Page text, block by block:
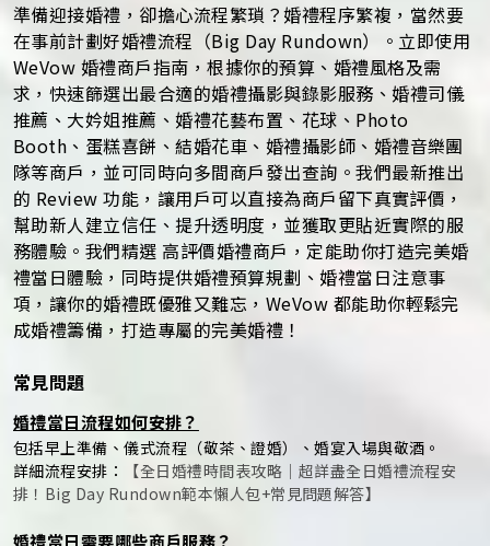
準備迎接婚禮，卻擔心流程繁瑣？婚禮程序繁複，當然要
在事前計劃好婚禮流程（Big Day Rundown）。立即使用
WeVow 婚禮商戶指南，根據你的預算、婚禮風格及需
求，快速篩選出最合適的婚禮攝影與錄影服務、婚禮司儀
推薦、大妗姐推薦、婚禮花藝布置、花球、Photo
Booth、蛋糕喜餅、結婚花車、婚禮攝影師、婚禮音樂團
隊等商戶，並可同時向多間商戶發出查詢。我們最新推出
的 Review 功能，讓用戶可以直接為商戶留下真實評價，
幫助新人建立信任、提升透明度，並獲取更貼近實際的服
務體驗。我們精選 高評價婚禮商戶，定能助你打造完美婚
禮當日體驗，同時提供婚禮預算規劃、婚禮當日注意事
項，讓你的婚禮既優雅又難忘，WeVow 都能助你輕鬆完
成婚禮籌備，打造專屬的完美婚禮！
常見問題
婚禮當日流程如何安排？
包括早上準備、儀式流程（敬茶、證婚）、婚宴入場與敬酒。
詳細流程安排：
【全日婚禮時間表攻略｜超詳盡全日婚禮流程安
排！Big Day Rundown範本懶人包+常見問題解答】